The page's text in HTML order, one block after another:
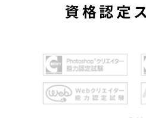
資格認定